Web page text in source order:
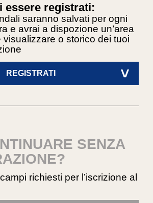
essere registrati:
saranno salvati per ogni
e avrai a dispozione un’area
visualizzare o storico dei tuoi
REGISTRATI >
SENZA
richiesti per l’iscrizione al